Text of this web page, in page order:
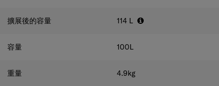
擴展後的容量 114 L
容量 100L
重量 4.9kg